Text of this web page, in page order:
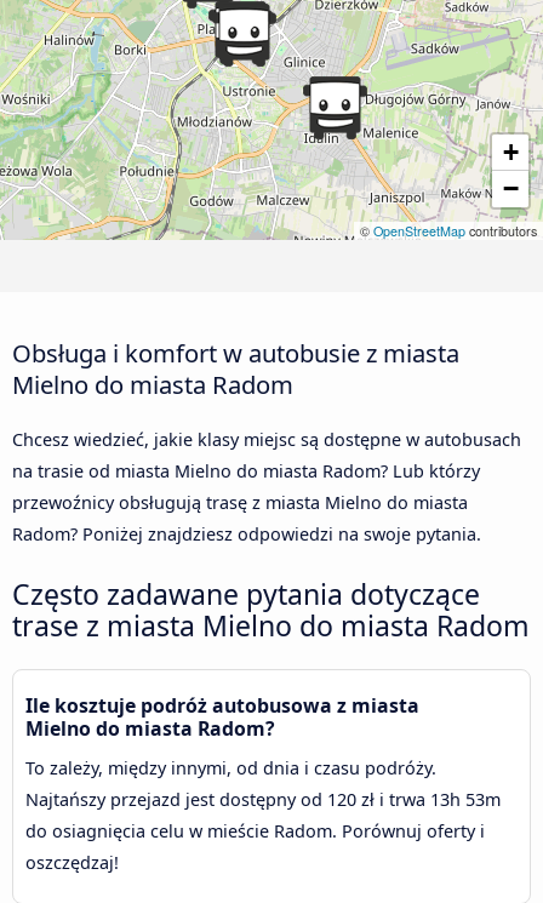
+
−
© OpenStreetMap contributors
Obsługa i komfort w autobusie z miasta
Mielno do miasta Radom
Chcesz wiedzieć, jakie klasy miejsc są dostępne w autobusach
na trasie od miasta Mielno do miasta Radom? Lub którzy
przewoźnicy obsługują trasę z miasta Mielno do miasta
Radom? Poniżej znajdziesz odpowiedzi na swoje pytania.
Często zadawane pytania dotyczące
trase z miasta Mielno do miasta Radom
Ile kosztuje podróż autobusowa z miasta
Mielno do miasta Radom?
To zależy, między innymi, od dnia i czasu podróży.
Najtańszy przejazd jest dostępny od 120 zł i trwa 13h 53m
do osiagnięcia celu w mieście Radom. Porównuj oferty i
oszczędzaj!